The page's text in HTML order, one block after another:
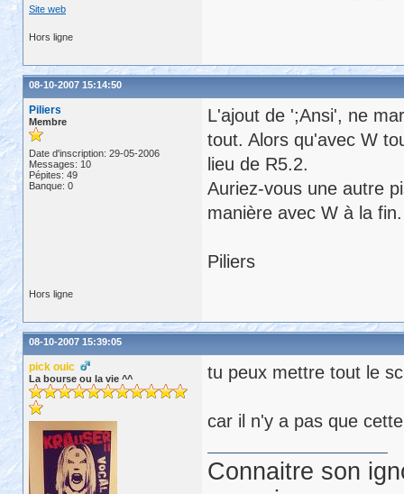
Site web
Hors ligne
08-10-2007 15:14:50
Piliers
Membre
Date d'inscription: 29-05-2006
Messages: 10
Pépites: 49
Banque: 0
L'ajout de ';Ansi', ne
tout. Alors qu'avec W
lieu de R5.2.
Auriez-vous une autre
manière avec W à la fin.
Piliers
Hors ligne
08-10-2007 15:39:05
pick ouic
La bourse ou la vie ^^ tu peux mettre tout le
car il n'y a pas que
Connaitre son